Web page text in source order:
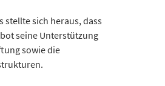
stellte sich heraus, dass
seine Unterstützung
sowie die